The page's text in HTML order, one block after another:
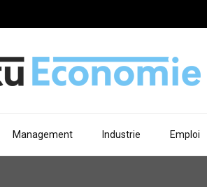
Management Industrie Emploi